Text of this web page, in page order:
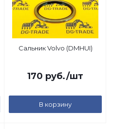
Сальник Volvo (DMHUI)
170 руб./шт
В корзину